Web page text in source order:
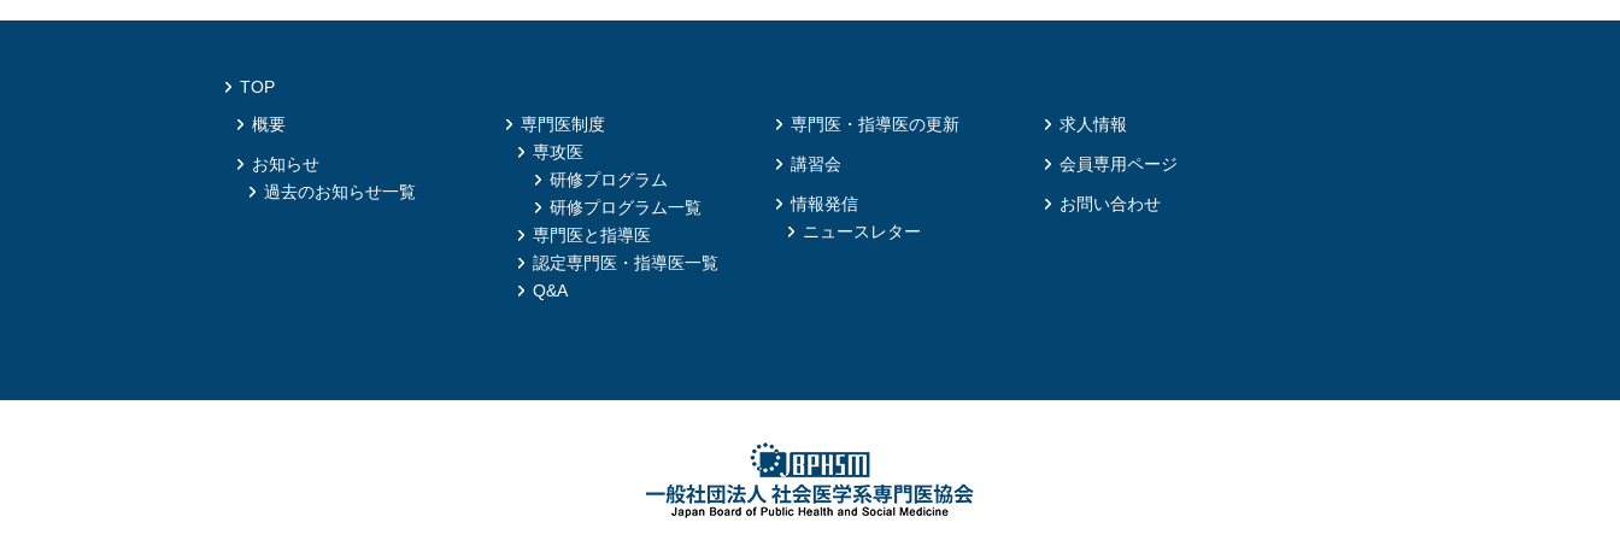
TOP
概要
お知らせ
過去のお知らせ一覧
専門医制度
専攻医
研修プログラム
研修プログラム一覧
専門医と指導医
認定専門医・指導医一覧
Q&A
専門医・指導医の更新
講習会
情報発信
ニュースレター
求人情報
会員専用ページ
お問い合わせ